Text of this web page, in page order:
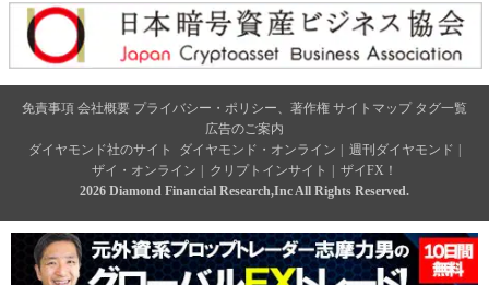
免責事項 会社概要 プライバシー・ポリシー、著作権 サイトマップ タグ一覧
広告のご案内
ダイヤモンド社のサイト
ダイヤモンド・オンライン 週刊ダイヤモンド
ザイ・オンライン
クリプトインサイト
ザイFX！
2026 Diamond Financial Research,Inc All Rights Reserved.